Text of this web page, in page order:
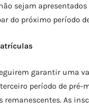
sejam
do próximo período
garantir uma
período de pré-
remanescentes. As